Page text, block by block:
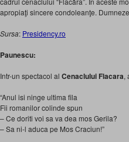
apropiaţi sincere condoleanţe.
Sursa: Presidency.ro
Paunescu:
Intr-un spectacol al Cenaclului Flacara,
“Anul isi ninge ultima fila
Fii romanilor colinde spun
– Ce doriti voi sa va dea mos Gerila?
– Sa ni-l aduca pe Mos Craciun!”